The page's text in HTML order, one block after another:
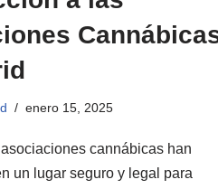
enero 15, 2025
cannábicas han
un lugar seguro y legal para